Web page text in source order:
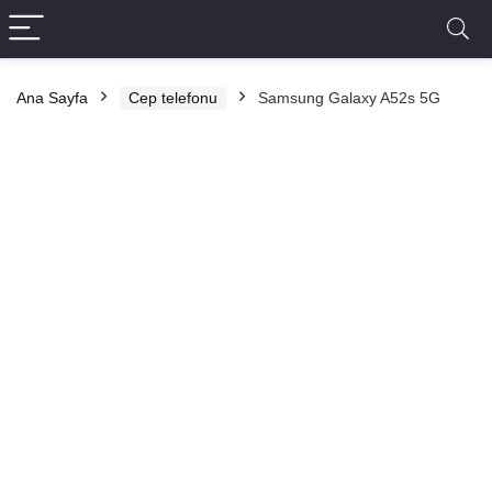
Ana Sayfa Cep telefonu Samsung Galaxy A52s 5G